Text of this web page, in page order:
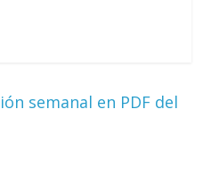
semanal en PDF del